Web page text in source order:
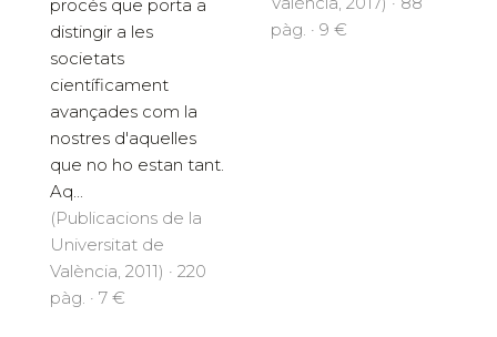
procés que porta a
distingir a les
societats
científicament
avançades com la
nostres d'aquelles
que no ho estan tant.
Aq...
(Publicacions de la
Universitat de
València, 2011) · 220
pàg. · 7 €
pàg. · 9 €